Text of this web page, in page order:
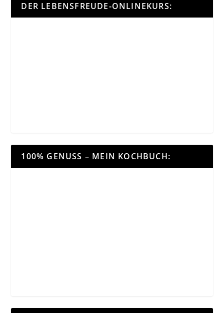
DER LEBENSFREUDE-ONLINEKURS:
100% GENUSS – MEIN KOCHBUCH: